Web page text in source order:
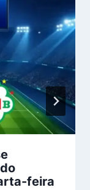
feira